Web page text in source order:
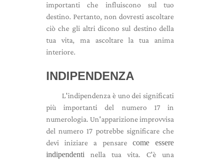
importanti che influiscono sul tuo
destino. Pertanto, non dovresti ascoltare
ciò che gli altri dicono sul destino della
tua vita, ma ascoltare la tua anima
interiore.
INDIPENDENZA
L'indipendenza è uno dei significati
più importanti del numero 17 in
numerologia. Un'apparizione improvvisa
del numero 17 potrebbe significare che
devi iniziare a pensare come essere
indipendenti nella tua vita. C'è una